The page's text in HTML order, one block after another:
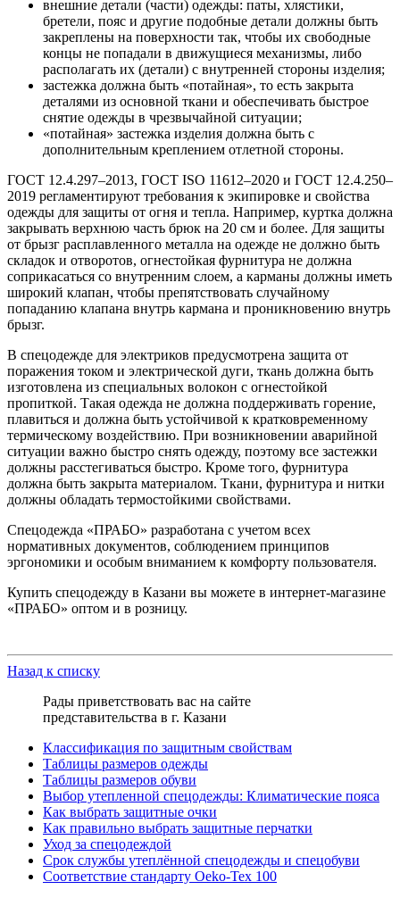
внешние детали (части) одежды: паты, хлястики,
бретели, пояс и другие подобные детали должны быть
закреплены на поверхности так, чтобы их свободные
концы не попадали в движущиеся механизмы, либо
располагать их (детали) с внутренней стороны изделия;
застежка должна быть «потайная», то есть закрыта
деталями из основной ткани и обеспечивать быстрое
снятие одежды в чрезвычайной ситуации;
«потайная» застежка изделия должна быть с
дополнительным креплением отлетной стороны.
ГОСТ 12.4.297–2013, ГОСТ ISO 11612–2020 и ГОСТ 12.4.250–
2019 регламентируют требования к экипировке и свойства
одежды для защиты от огня и тепла. Например, куртка должна
закрывать верхнюю часть брюк на 20 см и более. Для защиты
от брызг расплавленного металла на одежде не должно быть
складок и отворотов, огнестойкая фурнитура не должна
соприкасаться со внутренним слоем, а карманы должны иметь
широкий клапан, чтобы препятствовать случайному
попаданию клапана внутрь кармана и проникновению внутрь
брызг.
В спецодежде для электриков предусмотрена защита от
поражения током и электрической дуги, ткань должна быть
изготовлена из специальных волокон с огнестойкой
пропиткой. Такая одежда не должна поддерживать горение,
плавиться и должна быть устойчивой к кратковременному
термическому воздействию. При возникновении аварийной
ситуации важно быстро снять одежду, поэтому все застежки
должны расстегиваться быстро. Кроме того, фурнитура
должна быть закрыта материалом. Ткани, фурнитура и нитки
должны обладать термостойкими свойствами.
Спецодежда «ПРАБО» разработана с учетом всех
нормативных документов, соблюдением принципов
эргономики и особым вниманием к комфорту пользователя.
Купить спецодежду в Казани вы можете в интернет-магазине
«ПРАБО» оптом и в розницу.
Назад к списку
Рады приветствовать вас на сайте
представительства в г. Казани
Классификация по защитным свойствам
Таблицы размеров одежды
Таблицы размеров обуви
Выбор утепленной спецодежды: Климатические пояса
Как выбрать защитные очки
Как правильно выбрать защитные перчатки
Уход за спецодеждой
Срок службы утеплённой спецодежды и спецобуви
Соответствие стандарту Oeko-Tex 100